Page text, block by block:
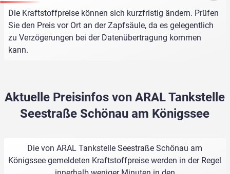
Die Kraftstoffpreise können sich kurzfristig ändern. Prüfen
Sie den Preis vor Ort an der Zapfsäule, da es gelegentlich
zu Verzögerungen bei der Datenübertragung kommen
kann.
Aktuelle Preisinfos von ARAL Tankstelle
Seestraße Schönau am Königssee
Die von ARAL Tankstelle Seestraße Schönau am
Königssee gemeldeten Kraftstoffpreise werden in der Regel